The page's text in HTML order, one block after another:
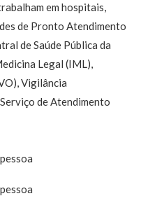
em hospitais,
de Pronto Atendimento
de Saúde Pública da
Legal (IML),
Vigilância
de Atendimento